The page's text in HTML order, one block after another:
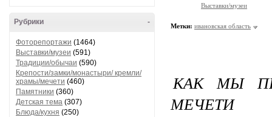
-
Рубрики
Фоторепортажи (1464)
Выставки/музеи (591)
Традиции/обычаи (590)
Крепости/замки/монастыри/ кремли/
храмы/мечети (460)
Памятники (360)
Детская тема (307)
Блюда/кухня (250)
Выставки/музеи
Метки: ивановская область
КАК МЫ
МЕЧЕТИ